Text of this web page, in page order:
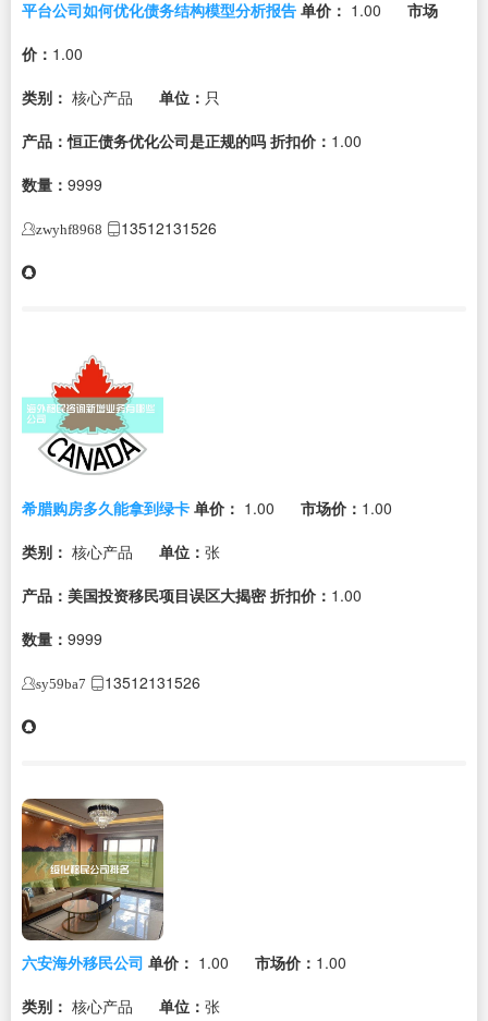
平台公司如何优化债务结构模型分析报告 单价： 1.00
市场
价： 1.00
类别： 核心产品 单位： 只
产品：恒正债务优化公司是正规的吗 折扣价： 1.00
数量： 9999
zwyhf8968 13512131526
希腊购房多久能拿到绿卡 单价： 1.00 市场价： 1.00
类别： 核心产品 单位： 张
产品：美国投资移民项目误区大揭密 折扣价： 1.00
数量： 9999
sy59ba7 13512131526
六安海外移民公司 单价： 1.00 市场价： 1.00
类别： 核心产品 单位： 张